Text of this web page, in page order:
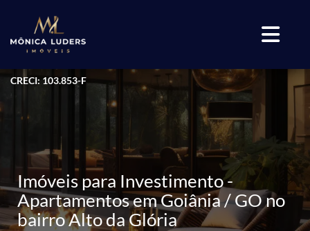
CRECI: 103.853-F
Imóveis para Investimento -
Apartamentos em Goiânia / GO no
bairro Alto da Glória